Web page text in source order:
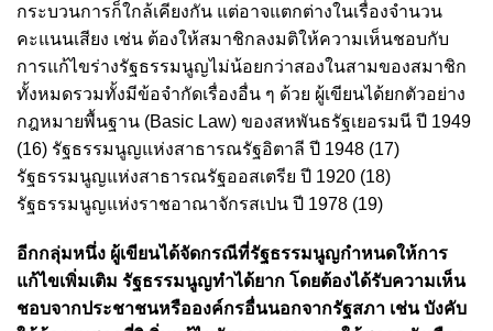
กระบวนการก็ใกล้เคียงกัน แต่อาจแตกต่างในเรื่องจำนวน
คะแนนเสียง เช่น ต้องให้สมาชิกลงมติให้ความเห็นชอบกับ
การแก้ไขร่างรัฐธรรมนูญไม่น้อยกว่าสองในสามของสมาชิก
ทั้งหมดรวมทั้งมีข้อจำกัดเรื่องอื่น ๆ ด้วย ผู้เขียนได้ยกตัวอย่าง
กฎหมายพื้นฐาน (Basic Law) ของสหพันธรัฐเยอรมนี ปี 1949
(16) รัฐธรรมนูญแห่งสาธารณรัฐอิตาลี ปี 1948 (17)
รัฐธรรมนูญแห่งสาธารณรัฐออสเตรีย ปี 1920 (18)
รัฐธรรมนูญแห่งราชอาณาจักรสเปน ปี 1978 (19)
อีกกลุ่มหนึ่ง ผู้เขียนได้จัดกรณีที่รัฐธรรมนูญกำหนดให้การ
แก้ไขเพิ่มเติม รัฐธรรมนูญทำได้ยาก โดยต้องได้รับความเห็น
ชอบจากประชาชนหรือองค์กรอื่นนอกจากรัฐสภา เช่น บังคับ